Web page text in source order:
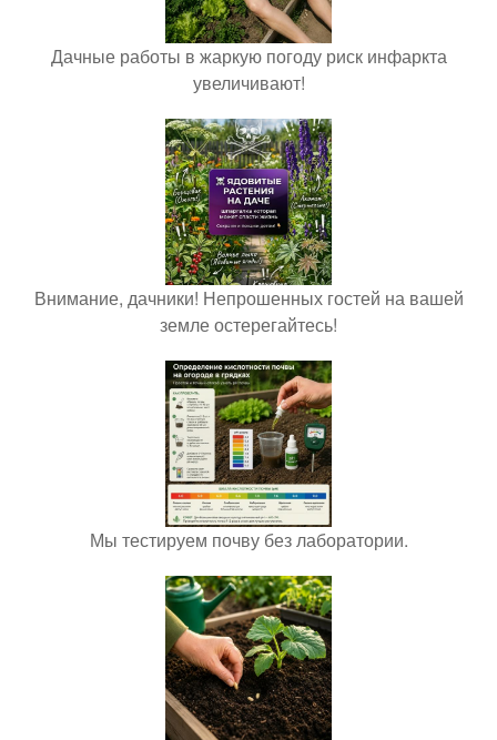
Дачные работы в жаркую погоду риск инфаркта
увеличивают!
Внимание, дачники! Непрошенных гостей на вашей
земле остерегайтесь!
Мы тестируем почву без лаборатории.